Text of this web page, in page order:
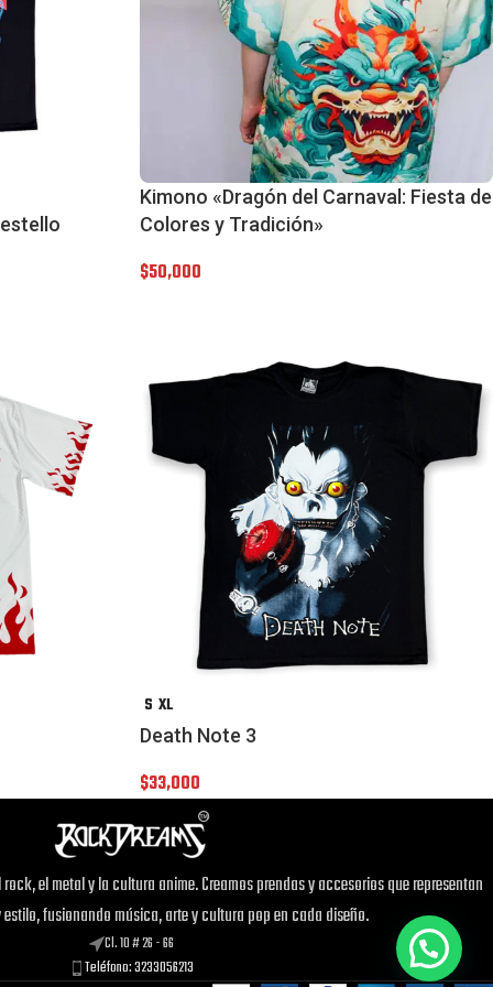
Kimono «Dragón del Carnaval: Fiesta de
Colores y Tradición»
$50,000
S XL
Death Note 3
$33,000
el metal y la cultura anime. Creamos prendas y accesorios que representan
fusionando música, arte y cultura pop en cada diseño.
Cl. 10 # 26 - 66
Teléfono: 3233056213